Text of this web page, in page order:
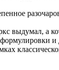
выдумал, а